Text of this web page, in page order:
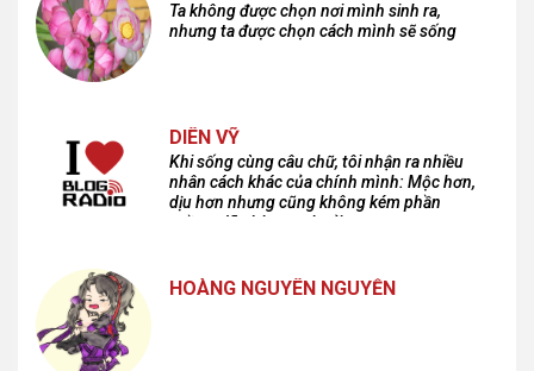
Ta không được chọn nơi mình sinh ra,
nhưng ta được chọn cách mình sẽ sống
DIÊN VỸ
Khi sống cùng câu chữ, tôi nhận ra nhiều
nhân cách khác của chính mình: Mộc hơn,
dịu hơn nhưng cũng không kém phần
cuồng dã và hoang hoải...
HOÀNG NGUYÊN NGUYỄN